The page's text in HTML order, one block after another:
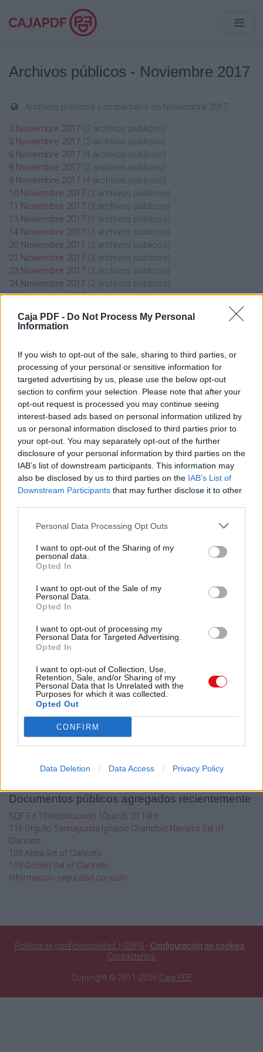
Caja PDF - Do Not Process My Personal
Information
If you wish to opt-out of the sale, sharing to third parties, or
processing of your personal or sensitive information for
targeted advertising by us, please use the below opt-out
section to confirm your selection. Please note that after your
opt-out request is processed you may continue seeing
interest-based ads based on personal information utilized by
us or personal information disclosed to third parties prior to
your opt-out. You may separately opt-out of the further
disclosure of your personal information by third parties on the
IAB’s list of downstream participants. This information may
also be disclosed by us to third parties on the IAB’s List of
Downstream Participants that may further disclose it to other
Personal Data Processing Opt Outs
I want to opt-out of the Sharing of my
personal data.
Opted In
I want to opt-out of the Sale of my
Personal Data.
Opted In
I want to opt-out of processing my
Personal Data for Targeted Advertising.
Opted In
I want to opt-out of Collection, Use,
Retention, Sale, and/or Sharing of my
Personal Data that Is Unrelated with the
Purposes for which it was collected.
Opted Out
CONFIRM
Data Deletion Data Access Privacy Policy
Archivos públicos - Noviembre 2017
Archivos públicos compartidos en Noviembre 2017
2 Noviembre 2017 (2 archivos públicos)
3 Noviembre 2017 (2 archivos públicos)
6 Noviembre 2017 (4 archivos públicos)
8 Noviembre 2017 (2 archivos públicos)
9 Noviembre 2017 (4 archivos públicos)
10 Noviembre 2017 (2 archivos públicos)
11 Noviembre 2017 (2 archivos públicos)
13 Noviembre 2017 (1 archivos públicos)
14 Noviembre 2017 (3 archivos públicos)
20 Noviembre 2017 (3 archivos públicos)
21 Noviembre 2017 (2 archivos públicos)
23 Noviembre 2017 (2 archivos públicos)
24 Noviembre 2017 (2 archivos públicos)
26 Noviembre 2017(1 archivos públicos)
28 Noviembre 2017(3 archivos públicos)
Caja PDF
Sobre Caja PDF
Cargar un archivo
Caja de instrumento
Preguntas frecuentes
Aviso legal
Términos de Uso del sitio
Mi cuenta
Administrador de archivos
Crea una cuenta Caja PDF
Contraseña perdida
Preferencias de usuario
Este dia
20252024 2023 2022 2021 2020 20192018 20172016
2014 20132012
Búsqueda en documentos públicos
Documentos públicos agregados recientemente
SQF Ed 10 Introducción 10jun26 20.19Hr
116 Orgullo Santiaguista Ignacio Chanchez Navarro Set of
Clarinets
108 Abba Set of Clarinets
109 Golden Set of Clarinets
Información seguridad corazón
Política de confidencialidad / GDPR - Configuración de cookies -
Contáctenos
Copyright © 2011-2026 Caja PDF